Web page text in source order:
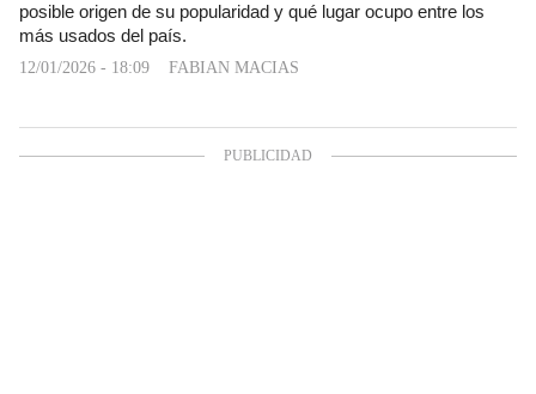
posible origen de su popularidad y qué lugar ocupo entre los
más usados del país.
12/01/2026 - 18:09 FABIAN MACIAS